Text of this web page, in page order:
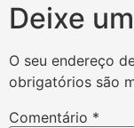
Deixe
O seu endereço
obrigatórios são
Comentário *